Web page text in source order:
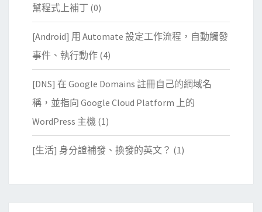
幫程式上補丁 (0)
[Android] 用 Automate 設定工作流程，自動觸發
事件、執行動作 (4)
[DNS] 在 Google Domains 註冊自己的網域名
稱，並指向 Google Cloud Platform 上的
WordPress 主機 (1)
[生活] 身分證補發、換發的英文？ (1)